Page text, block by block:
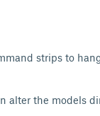
strips to
alter the models